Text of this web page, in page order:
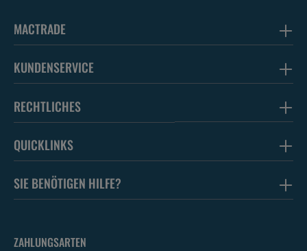
MACTRADE
KUNDENSERVICE
RECHTLICHES
QUICKLINKS
SIE BENÖTIGEN HILFE?
ZAHLUNGSARTEN